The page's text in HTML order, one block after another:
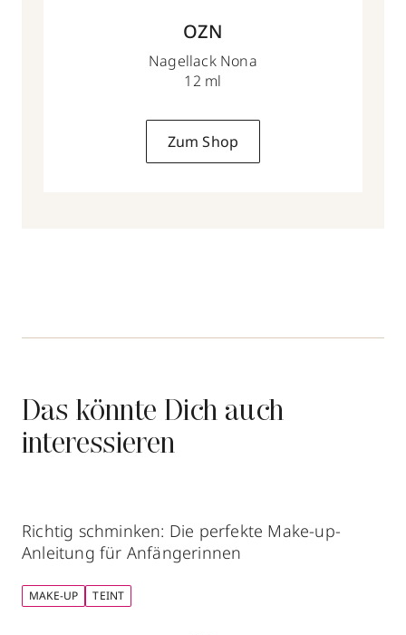
OZN
Nagellack Nona
12 ml
Zum Shop
Das könnte Dich auch
interessieren
Richtig schminken: Die perfekte Make-up-
Anleitung für Anfängerinnen
MAKE-UP TEINT